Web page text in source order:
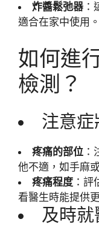
炸醬鬆弛器
適合在家中使用。
如何進
檢測？
注意症
疼痛的部位
他不適，如手麻
疼痛程度 ：
看醫生時能提供
及時就